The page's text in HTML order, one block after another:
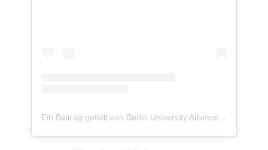
Ein Beitrag geteilt von Berlin University Alliance (@berlinualliance)